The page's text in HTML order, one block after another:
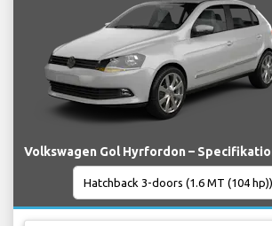
Volkswagen Gol Hyrfordon –